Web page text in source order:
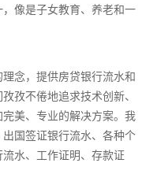
像是子女教育、养老和一
念，提供房贷银行流水和
孜不倦地追求技术创新、
美、专业的解决方案。我
国签证银行流水、各种个
水、工作证明、存款证